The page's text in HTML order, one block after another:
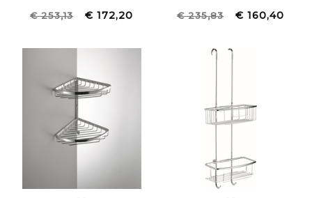
€ 253,13 € 172,20 € 235,83 € 160,40